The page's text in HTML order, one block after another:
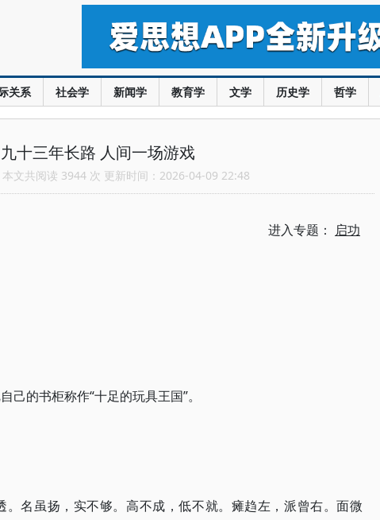
关系 社会学 新闻学 教育学 文学 历史学 哲学
十三年长路 人间一场游戏
本文共阅读 3944 次 更新时间：2026-04-09 22:48
进入专题： 启功
的书柜称作“十足的玩具王国”。
名虽扬，实不够。高不成，低不就。瘫趋左，派曾右。面微